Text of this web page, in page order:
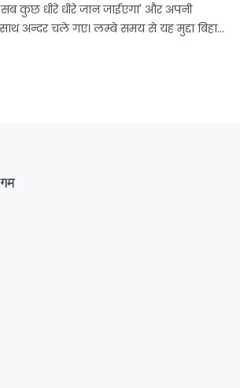
कुछ धीरे धीरे जान जाईएगा' और अपनी
अन्दर चले गए। लम्बे समय से यह मुद्दा बिहार